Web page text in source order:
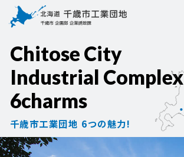
Chitose City
Industrial Complex
6charms
千歳市工業団地 6つの魅力!